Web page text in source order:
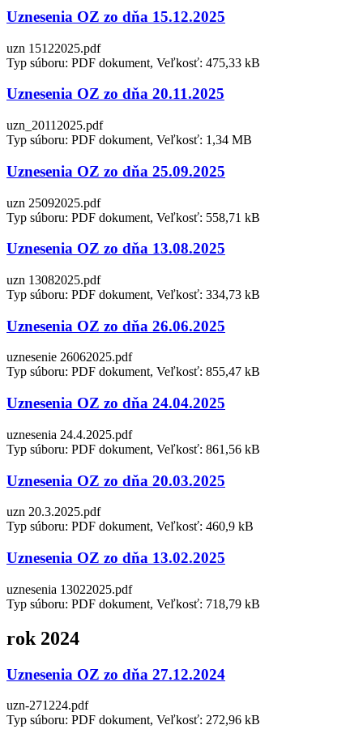
Uznesenia OZ zo dňa 15.12.2025
uzn 15122025.pdf
Typ súboru: PDF dokument, Veľkosť: 475,33 kB
Uznesenia OZ zo dňa 20.11.2025
uzn_20112025.pdf
Typ súboru: PDF dokument, Veľkosť: 1,34 MB
Uznesenia OZ zo dňa 25.09.2025
uzn 25092025.pdf
Typ súboru: PDF dokument, Veľkosť: 558,71 kB
Uznesenia OZ zo dňa 13.08.2025
uzn 13082025.pdf
Typ súboru: PDF dokument, Veľkosť: 334,73 kB
Uznesenia OZ zo dňa 26.06.2025
uznesenie 26062025.pdf
Typ súboru: PDF dokument, Veľkosť: 855,47 kB
Uznesenia OZ zo dňa 24.04.2025
uznesenia 24.4.2025.pdf
Typ súboru: PDF dokument, Veľkosť: 861,56 kB
Uznesenia OZ zo dňa 20.03.2025
uzn 20.3.2025.pdf
Typ súboru: PDF dokument, Veľkosť: 460,9 kB
Uznesenia OZ zo dňa 13.02.2025
uznesenia 13022025.pdf
Typ súboru: PDF dokument, Veľkosť: 718,79 kB
rok 2024
Uznesenia OZ zo dňa 27.12.2024
uzn-271224.pdf
Typ súboru: PDF dokument, Veľkosť: 272,96 kB